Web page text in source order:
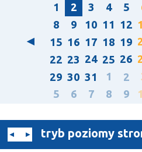
1 2 3 4 5
8
9 10 11 12
15 16 17 18 19
22 23 24 25 26
29 30 31 1 2
5
6 7 8 9
tryb poziomy